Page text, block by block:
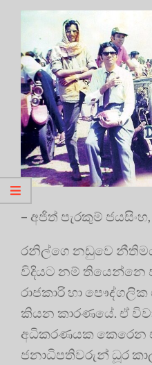
– අජිත් පැරකුම් ජයසිංහ,
රනිල්ගෙ නඩුවෙ
විදියට නම් තියෙන්නෙ
රාජකාරි හා
කියන කාරණයේ. ඒ
අධිකරණයක කෙරෙන
ජනාධිපතිවරුන් ධූර